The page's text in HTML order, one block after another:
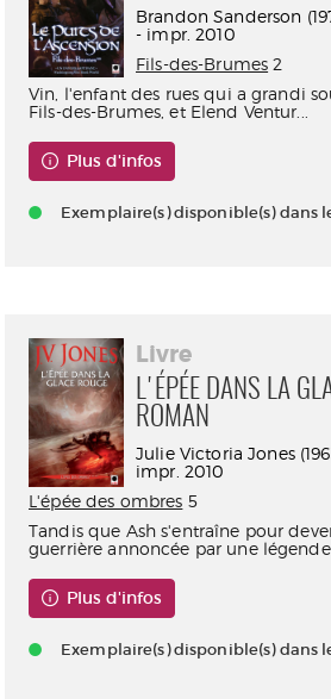
Brandon Sanderson
- impr. 2010
Fils-des-Brumes 2
Vin, l'enfant des rues qui a grandi
Fils-des-Brumes, et Elend Ventur...
Plus d'infos
Exemplaire(s) disponible(s) dans
Livre
L'ÉPÉE DANS LA
ROMAN
Julie Victoria Jones
impr. 2010
L'épée des ombres 5
Tandis que Ash s'entraîne pour
guerrière annoncée par une légende
Plus d'infos
Exemplaire(s) disponible(s) dans